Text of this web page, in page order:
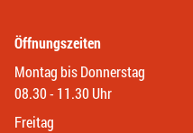
Öffnungszeiten
Montag bis Donnerstag
08.30 - 11.30 Uhr
Freitag